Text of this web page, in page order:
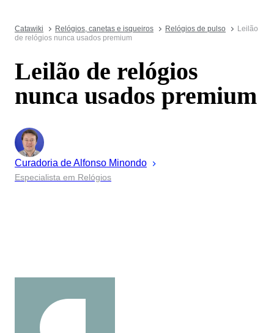
Catawiki Relógios, canetas e isqueiros Relógios de pulso
Leilão
de relógios nunca usados premium
Leilão de relógios
nunca usados premium
Curadoria deAlfonso Minondo
Especialista em Relógios